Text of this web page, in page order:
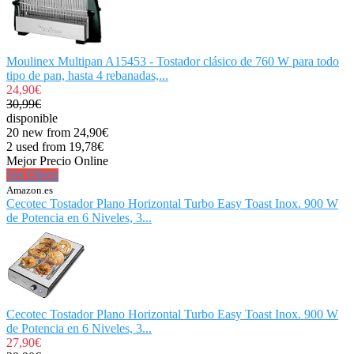
Moulinex Multipan A15453 - Tostador clásico de 760 W para todo
tipo de pan, hasta 4 rebanadas,...
24,90€
30,99€
disponible
20 new from 24,90€
2 used from 19,78€
Mejor Precio Online
Ver Oferta
Amazon.es
Cecotec Tostador Plano Horizontal Turbo Easy Toast Inox. 900 W
de Potencia en 6 Niveles, 3...
Cecotec Tostador Plano Horizontal Turbo Easy Toast Inox. 900 W
de Potencia en 6 Niveles, 3...
27,90€